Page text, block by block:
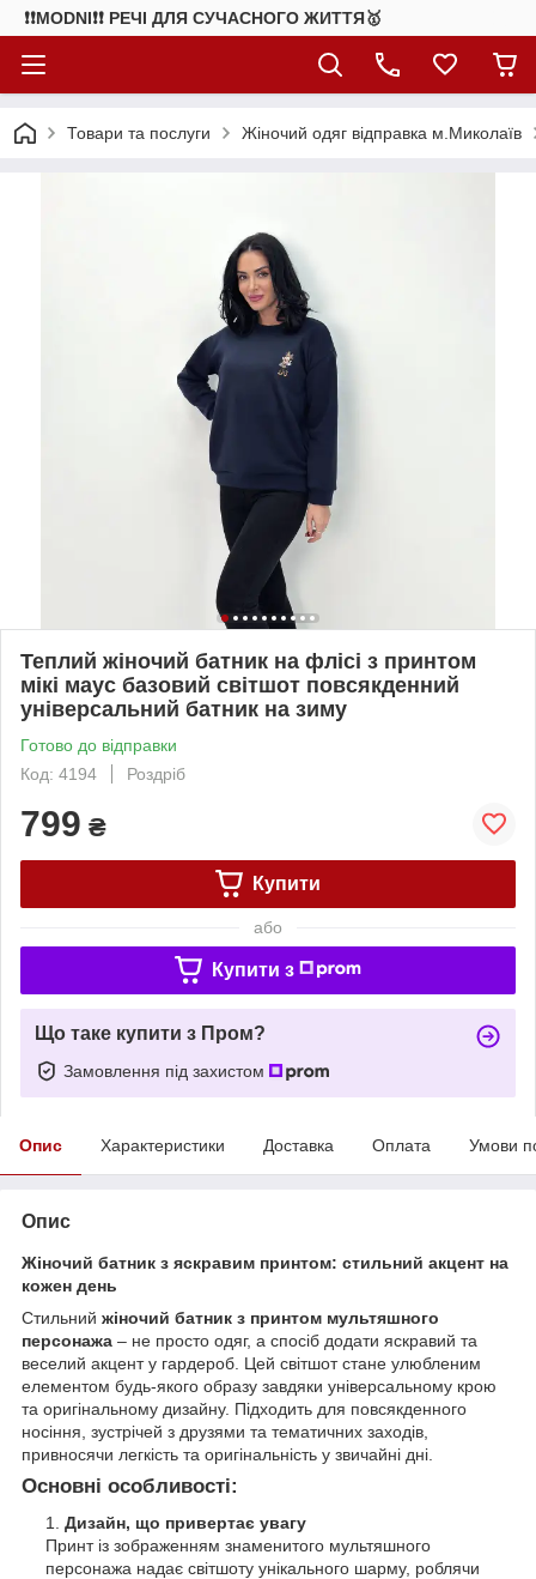
❗❗MODNI❗❗ РЕЧІ ДЛЯ СУЧАСНОГО ЖИТТЯ🥇
Товари та послуги Жіночий одяг відправка м.Миколаїв
Теплий жіночий батник на флісі з принтом
мікі маус базовий світшот повсякденний
універсальний батник на зиму
Готово до відправки
Код: 4194
Роздріб
799 ₴
Купити
або
Купити з
Що таке купити з Пром?
Замовлення під захистом
Опис Характеристики Доставка Оплата Умови
Опис
Жіночий батник з яскравим принтом: стильний акцент на
кожен день
Стильний жіночий батник з принтом мультяшного
персонажа – не просто одяг, а спосіб додати яскравий та
веселий акцент у гардероб. Цей світшот стане улюбленим
елементом будь-якого образу завдяки універсальному крою
та оригінальному дизайну. Підходить для повсякденного
носіння, зустрічей з друзями та тематичних заходів,
привносячи легкість та оригінальність у звичайні дні.
Основні особливості:
Дизайн, що привертає увагу
Принт із зображенням знаменитого мультяшного
персонажа надає світшоту унікального шарму, роблячи